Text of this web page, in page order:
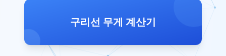
구리선 무게 계산기